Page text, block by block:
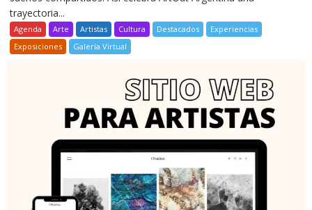
trayectoria...
Agenda Arte Artistas Cultura Destacados
Experiencias
Exposiciones
Galería Virtual